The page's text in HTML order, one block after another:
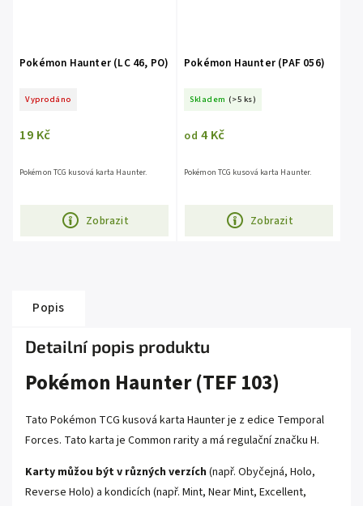
Pokémon Haunter (LC 46, PO)
Vyprodáno
19 Kč
Zobrazit
Pokémon TCG kusová karta Haunter.
Pokémon Haunter (PAF 056)
Skladem (>5 ks)
od 4 Kč
Zobrazit
Pokémon TCG kusová karta Haunter.
Popis
Detailní popis produktu
Pokémon Haunter (TEF 103)
Tato Pokémon TCG kusová karta Haunter je z edice Temporal
Forces. Tato karta je Common rarity a má regulační značku H.
Karty můžou být v různých verzích (např. Obyčejná, Holo,
Reverse Holo) a kondicích (např. Mint, Near Mint, Excellent,